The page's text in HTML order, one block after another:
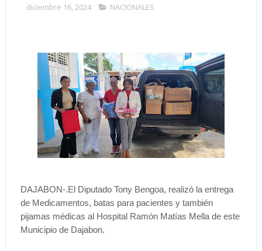
diciembre 16, 2024 NACIONALES
DAJABON-.El Diputado Tony Bengoa, realizó la entrega
de Medicamentos, batas para pacientes y también
pijamas médicas al Hospital Ramón Matías Mella de este
Municipio de Dajabon.